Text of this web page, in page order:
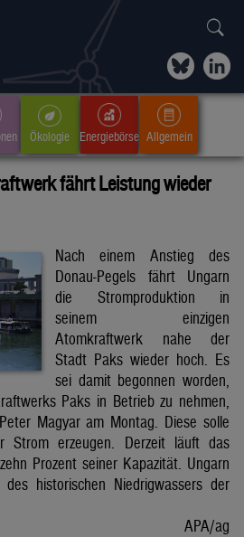
Ökologie Energiebörse Allgemein
fährt Leistung wieder
Nach einem Anstieg des
Donau-Pegels fährt Ungarn
die Stromproduktion in
seinem einzigen
Atomkraftwerk nahe der
Stadt Paks wieder hoch. Es
sei damit begonnen worden,
Paks in Betrieb zu nehmen,
Magyar am Montag. Diese solle
Strom erzeugen. Derzeit läuft das
Prozent seiner Kapazität. Ungarn
historischen Niedrigwassers der
APA/ag